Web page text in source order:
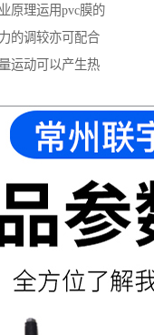
原理运用pvc膜的
的调较亦可配合
运动可以产生热